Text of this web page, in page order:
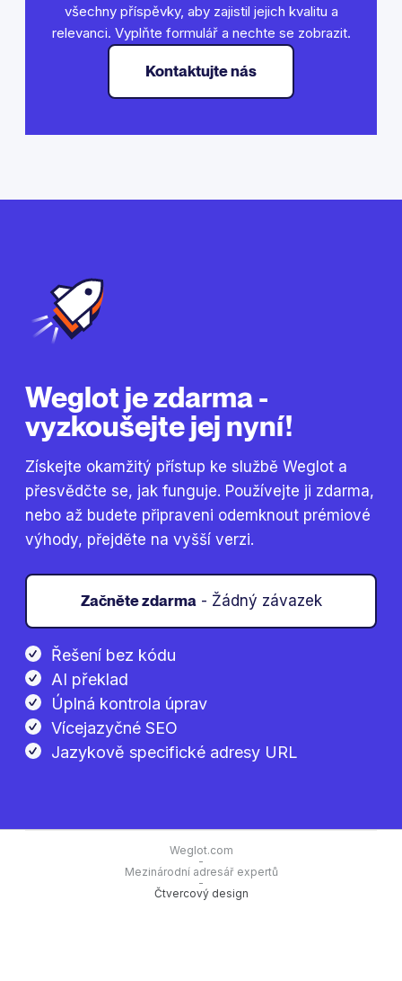
všechny příspěvky, aby zajistil jejich kvalitu a
relevanci. Vyplňte formulář a nechte se zobrazit.
Kontaktujte nás
Weglot je zdarma -
vyzkoušejte jej nyní!
Získejte okamžitý přístup ke službě Weglot a
přesvědčte se, jak funguje. Používejte ji zdarma,
nebo až budete připraveni odemknout prémiové
výhody, přejděte na vyšší verzi.
Začněte zdarma- Žádný závazek
Řešení bez kódu
AI překlad
Úplná kontrola úprav
Vícejazyčné SEO
Jazykově specifické adresy URL
Weglot.com
-
Mezinárodní adresář expertů
-
Čtvercový design